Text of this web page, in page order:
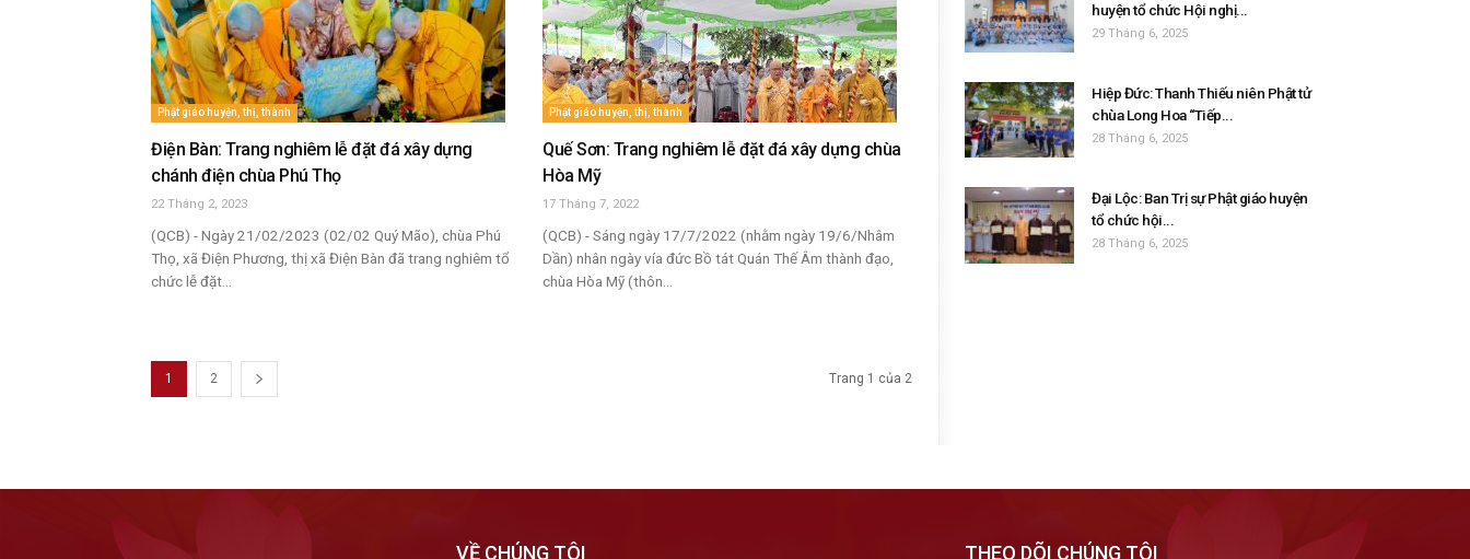
Phật giáo huyện, thị, thành
Điện Bàn: Trang nghiêm lễ đặt đá xây dựng
chánh điện chùa Phú Thọ
22 Tháng 2, 2023
(QCB) - Ngày 21/02/2023 (02/02 Quý Mão), chùa Phú
Thọ, xã Điện Phương, thị xã Điện Bàn đã trang nghiêm tổ
chức lễ đặt...
Phật giáo huyện, thị, thành
Quế Sơn: Trang nghiêm lễ đặt đá xây dựng chùa
Hòa Mỹ
17 Tháng 7, 2022
(QCB) - Sáng ngày 17/7/2022 (nhằm ngày 19/6/Nhâm
Dần) nhân ngày vía đức Bồ tát Quán Thế Âm thành đạo,
chùa Hòa Mỹ (thôn...
1 2 Trang 1 của 2
huyện tổ chức Hội nghị...
29 Tháng 6, 2025
Hiệp Đức: Thanh Thiếu niên Phật tử
chùa Long Hoa “Tiếp...
28 Tháng 6, 2025
Đại Lộc: Ban Trị sự Phật giáo huyện
tổ chức hội...
28 Tháng 6, 2025
VỀ CHÚNG TÔI THEO DÕI CHÚNG TÔI